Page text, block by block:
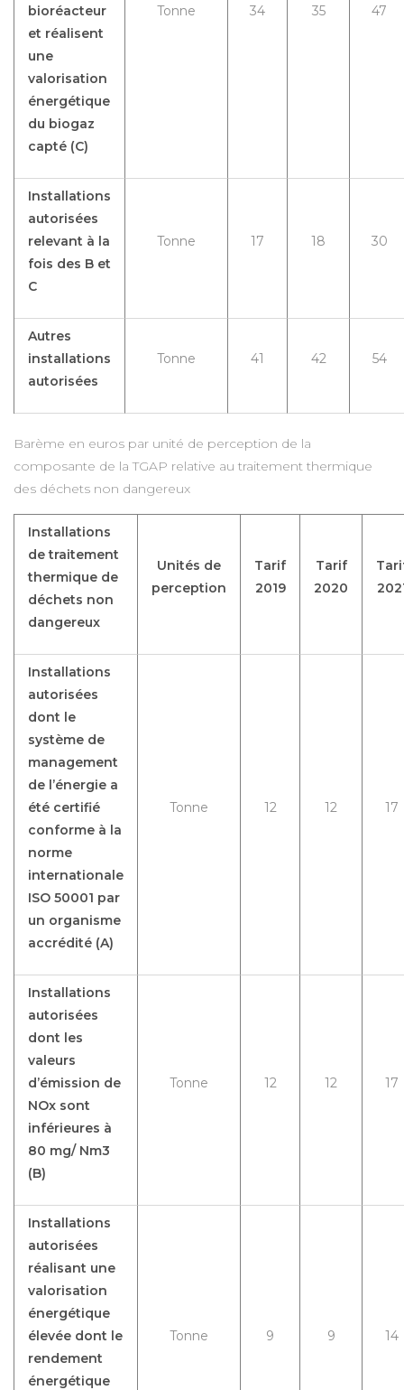
bioréacteur
et réalisent
une
valorisation
énergétique
du biogaz
capté (C)
Tonne 34 35 47
Installations
autorisées
relevant à la
fois des B et
C
Tonne 17 18 30
Autres
installations
autorisées
Tonne 41 42 54
Barème en euros par unité de perception de la
composante de la TGAP relative au traitement thermique
des déchets non dangereux
Installations
de traitement
thermique de
déchets non
dangereux
Unités de
perception
Tarif
2019
Tarif
2020
Installations
autorisées
dont le
système de
management
de l’énergie a
été certifié
conforme à la
norme
internationale
ISO 50001 par
un organisme
accrédité (A)
Tonne 12 12 17
Installations
autorisées
dont les
valeurs
d’émission de
NOx sont
inférieures à
80 mg/ Nm3
(B)
Tonne 12 12 17
Installations
autorisées
réalisant une
valorisation
énergétique
élevée dont le
rendement
énergétique
Tonne 9 9 14